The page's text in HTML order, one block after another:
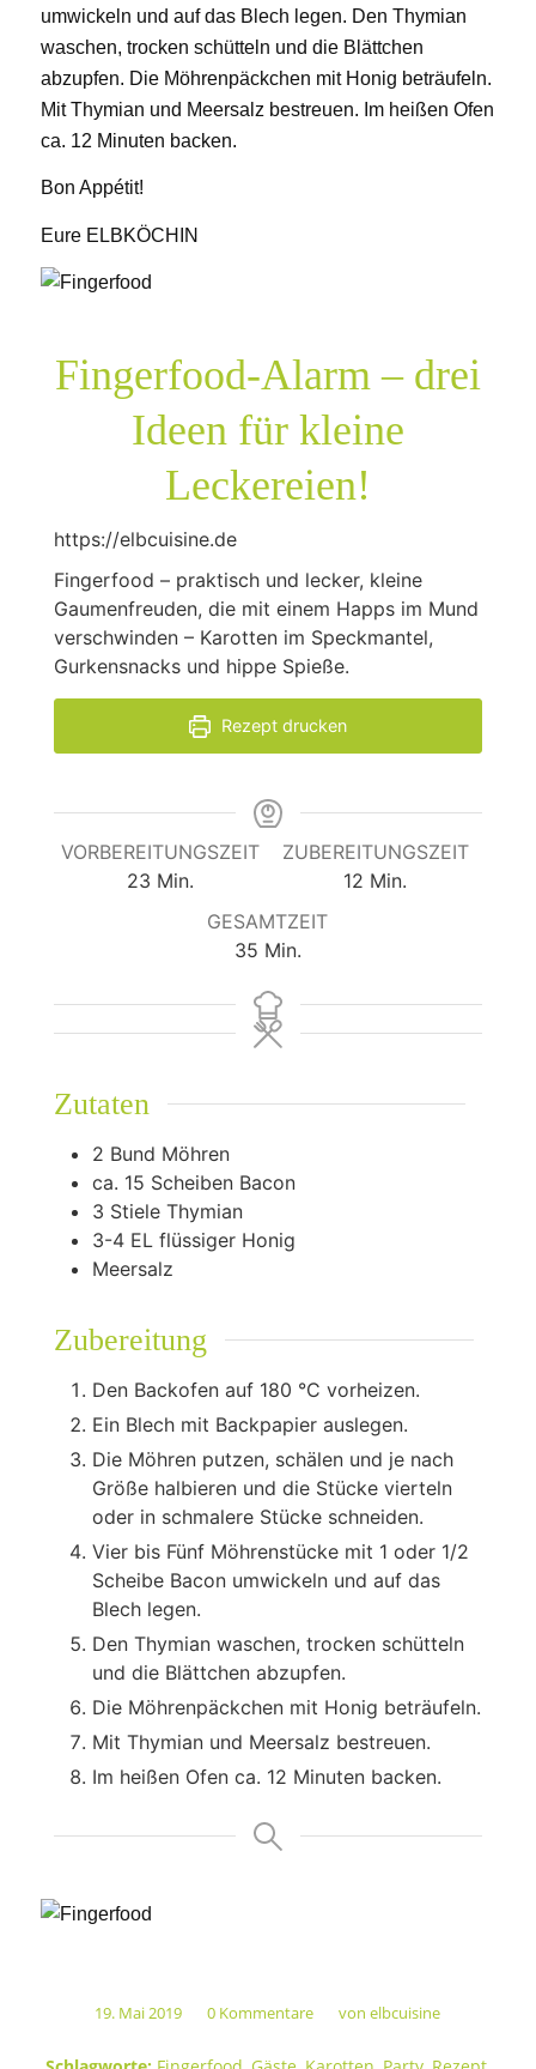
umwickeln und auf das Blech legen. Den Thymian
waschen, trocken schütteln und die Blättchen
abzupfen. Die Möhrenpäckchen mit Honig beträufeln.
Mit Thymian und Meersalz bestreuen. Im heißen Ofen
ca. 12 Minuten backen.
Bon Appétit!
Eure ELBKÖCHIN
Fingerfood-Alarm – drei
Ideen für kleine
Leckereien!
https://elbcuisine.de
Fingerfood – praktisch und lecker, kleine
Gaumenfreuden, die mit einem Happs im Mund
verschwinden – Karotten im Speckmantel,
Gurkensnacks und hippe Spieße.
Rezept drucken
VORBEREITUNGSZEIT
23 Minuten
Min.
ZUBEREITUNGSZEIT
12 Minuten
Min.
GESAMTZEIT
35Minuten
Min.
Zutaten
2 Bund Möhren
ca. 15 Scheiben Bacon
3 Stiele Thymian
3-4 EL flüssiger Honig
Meersalz
Zubereitung
Den Backofen auf 180 °C vorheizen.
Ein Blech mit Backpapier auslegen.
Die Möhren putzen, schälen und je nach
Größe halbieren und die Stücke vierteln
oder in schmalere Stücke schneiden.
Vier bis Fünf Möhrenstücke mit 1 oder 1/2
Scheibe Bacon umwickeln und auf das
Blech legen.
Den Thymian waschen, trocken schütteln
und die Blättchen abzupfen.
Die Möhrenpäckchen mit Honig beträufeln.
Mit Thymian und Meersalz bestreuen.
Im heißen Ofen ca. 12 Minuten backen.
19. Mai 2019
/ 0 Kommentare
/ vonelbcuisine